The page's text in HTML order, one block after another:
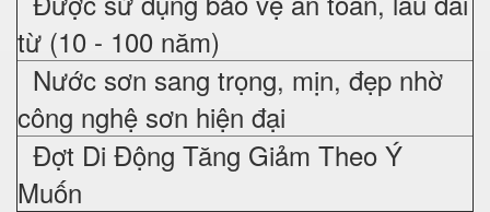
từ (10 - 100 năm)
Nước sơn sang trọng, mịn, đẹp nhờ
công nghệ sơn hiện đại
Đợt Di Động Tăng Giảm Theo Ý
Muốn